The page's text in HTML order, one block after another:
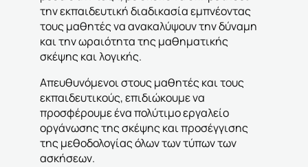
την εκπαιδευτική διαδικασία εμπνέοντας
τους μαθητές να ανακαλύψουν την δύναμη
και την ωραιότητα της μαθηματικής
σκέψης και λογικής.
Απευθυνόμενοι στους μαθητές και τους
εκπαιδευτικούς, επιδιώκουμε να
προσφέρουμε ένα πολύτιμο εργαλείο
οργάνωσης της σκέψης και προσέγγισης
της μεθοδολογίας όλων των τύπων των
ασκήσεων.